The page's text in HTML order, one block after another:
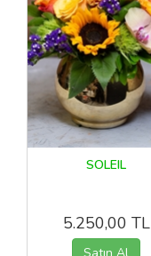
SOLEIL
5.250,00 TL